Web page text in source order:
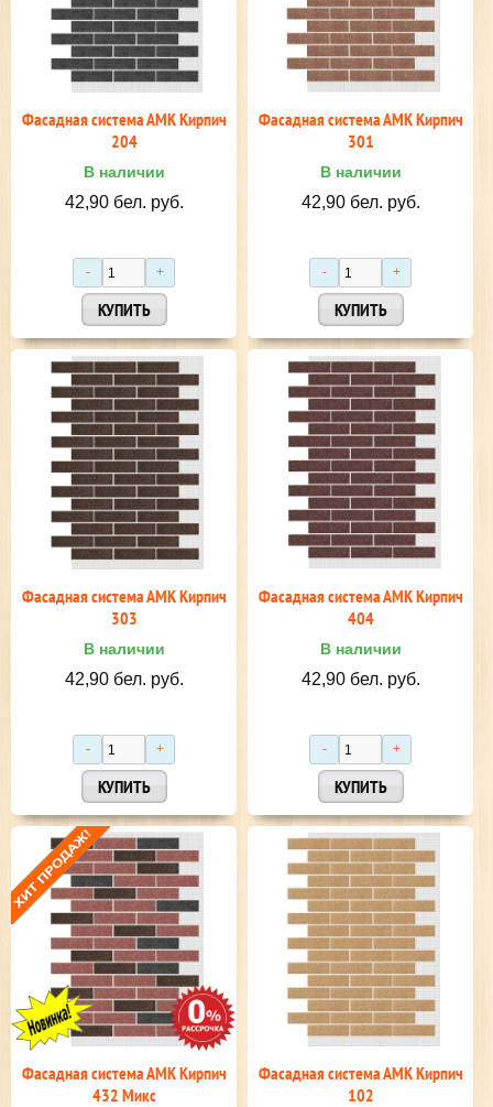
Фасадная система АМК Кирпич
204
В наличии
42,90 бел. руб.
Фасадная система АМК Кирпич
301
В наличии
42,90 бел. руб.
Фасадная система АМК Кирпич
303
В наличии
42,90 бел. руб.
Фасадная система АМК Кирпич
404
В наличии
42,90 бел. руб.
Фасадная система АМК Кирпич
432 Микс
Фасадная система АМК Кирпич
102